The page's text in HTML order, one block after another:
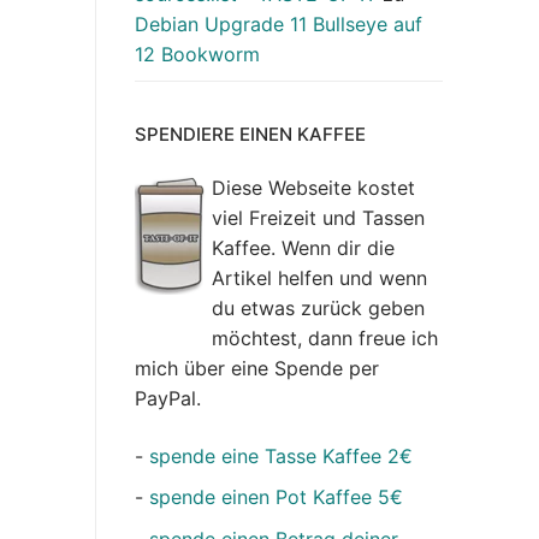
Debian Upgrade 11 Bullseye auf
12 Bookworm
SPENDIERE EINEN KAFFEE
Diese Webseite kostet
viel Freizeit und Tassen
Kaffee. Wenn dir die
Artikel helfen und wenn
du etwas zurück geben
möchtest, dann freue ich
mich über eine Spende per
PayPal.
- spende eine Tasse Kaffee 2€
- spende einen Pot Kaffee 5€